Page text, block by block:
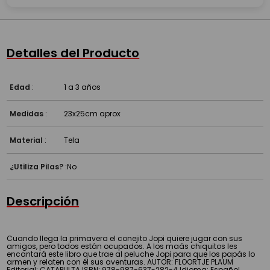
Detalles del Producto
Edad : 1 a 3 años
Medidas : 23x25cm aprox
Material : Tela
¿Utiliza Pilas? :No
Descripción
Cuando llega la primavera el conejito Jopi quiere jugar con sus
amigos, pero todos están ocupados. A los maás chiquitos les
encantará este libro que trae al peluche Jopi para que los papás lo
armen y relaten con él sus aventuras. AUTOR: FLOORTJE PLAUM